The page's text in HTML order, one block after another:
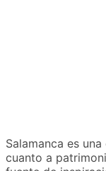
Salamanca es
cuanto a